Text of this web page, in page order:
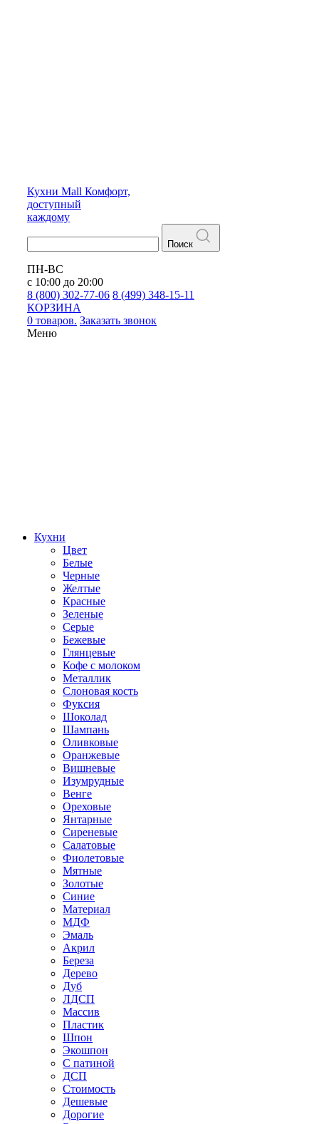
Кухни Mall Комфорт,
доступный
каждому
Поиск
ПН-ВС
с 10:00 до 20:00
8 (800) 302-77-06 8 (499) 348-15-11
КОРЗИНА
0 товаров. Заказать звонок
Меню
Кухни
Цвет
Белые
Черные
Желтые
Красные
Зеленые
Серые
Бежевые
Глянцевые
Кофе с молоком
Металлик
Слоновая кость
Фуксия
Шоколад
Шампань
Оливковые
Оранжевые
Вишневые
Изумрудные
Венге
Ореховые
Янтарные
Сиреневые
Салатовые
Фиолетовые
Мятные
Золотые
Синие
Материал
МДФ
Эмаль
Акрил
Береза
Дерево
Дуб
ЛДСП
Массив
Пластик
Шпон
Экошпон
С патиной
ДСП
Стоимость
Дешевые
Дорогие